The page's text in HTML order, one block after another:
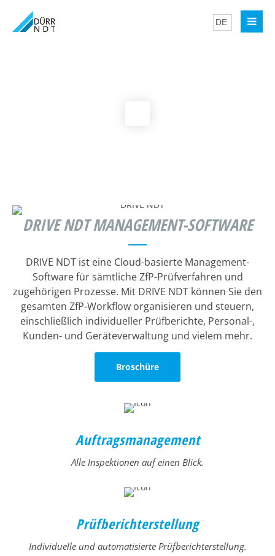
DRIVE NDT MANAGEMENT-SOFTWARE
DRIVE NDT ist eine Cloud-basierte Management-
Software für sämtliche ZfP-Prüfverfahren und
zugehörigen Prozesse. Mit DRIVE NDT können Sie den
gesamten ZfP-Workflow organisieren und steuern,
einschließlich individueller Prüfberichte, Personal-,
Kunden- und Geräteverwaltung und vielem mehr.
Broschüre
Auftragsmanagement
Alle Inspektionen auf einen Blick.
Prüfberichterstellung
Individuelle und automatisierte Prüfberichterstellung.